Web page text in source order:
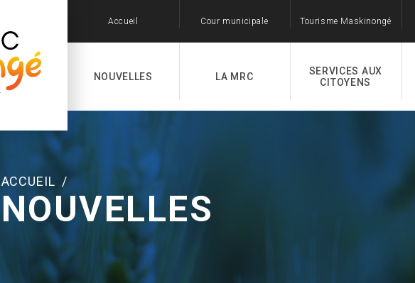
Accueil Cour municipale Tourisme Maskinongé
NOUVELLES LA MRC
SERVICES AUX
CITOYENS
ACCUEIL /
NOUVELLES